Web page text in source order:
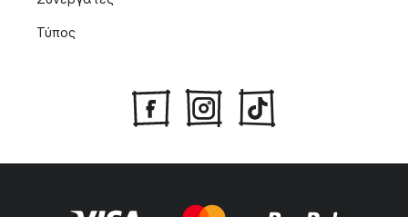
Τύπος